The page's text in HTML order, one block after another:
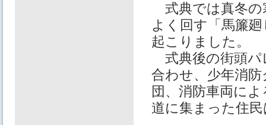
式典では真冬の
よく回す「馬簾
起こりました。
式典後の街頭パ
合わせ、少年消
団、消防車両に
道に集まった住